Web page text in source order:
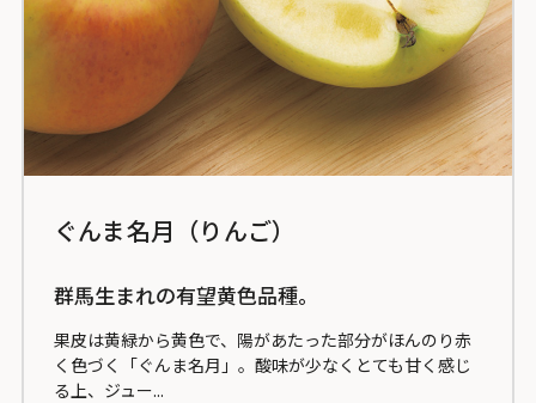
ぐんま名月（りんご）
群馬生まれの有望黄色品種。
果皮は黄緑から黄色で、陽があたった部分がほんのり赤
く色づく「ぐんま名月」。酸味が少なくとても甘く感じ
る上、ジュー...